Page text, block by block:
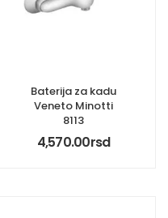
Baterija za kadu
Veneto Minotti
8113
4,570.00rsd